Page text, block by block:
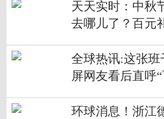
天天实时：中秋
去哪儿了？百元
全球热讯:这张班
屏网友看后直呼“
环球消息！浙江